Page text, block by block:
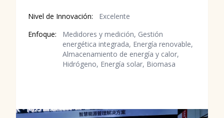
Nivel de Innovación:
Excelente
Enfoque:
Medidores y medición, Gestión
energética integrada, Energía renovable,
Almacenamiento de energía y calor,
Hidrógeno, Energía solar, Biomasa